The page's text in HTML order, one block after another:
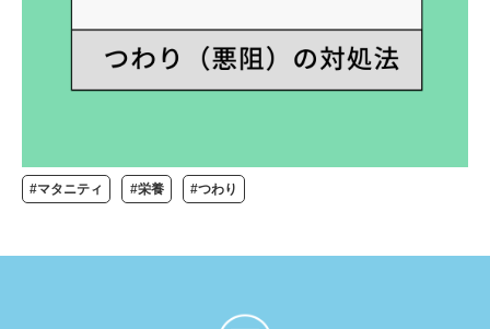
#マタニティ #栄養 #つわり